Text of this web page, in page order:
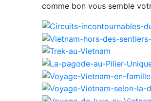
comme bon vous semble